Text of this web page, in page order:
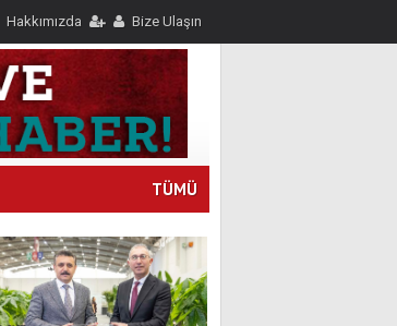
Hakkımızda Bize Ulaşın
TÜMÜ